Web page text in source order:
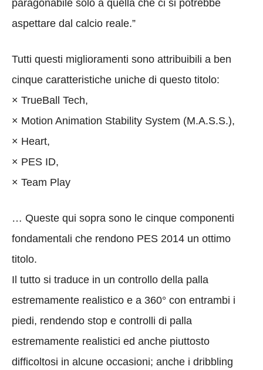
paragonabile solo a quella che ci si potrebbe
aspettare dal calcio reale.”
Tutti questi miglioramenti sono attribuibili a ben
cinque caratteristiche uniche di questo titolo:
× TrueBall Tech,
× Motion Animation Stability System (M.A.S.S.),
× Heart,
× PES ID,
× Team Play
… Queste qui sopra sono le cinque componenti
fondamentali che rendono PES 2014 un ottimo
titolo.
Il tutto si traduce in un controllo della palla
estremamente realistico e a 360° con entrambi i
piedi, rendendo stop e controlli di palla
estremamente realistici ed anche piuttosto
difficoltosi in alcune occasioni; anche i dribbling